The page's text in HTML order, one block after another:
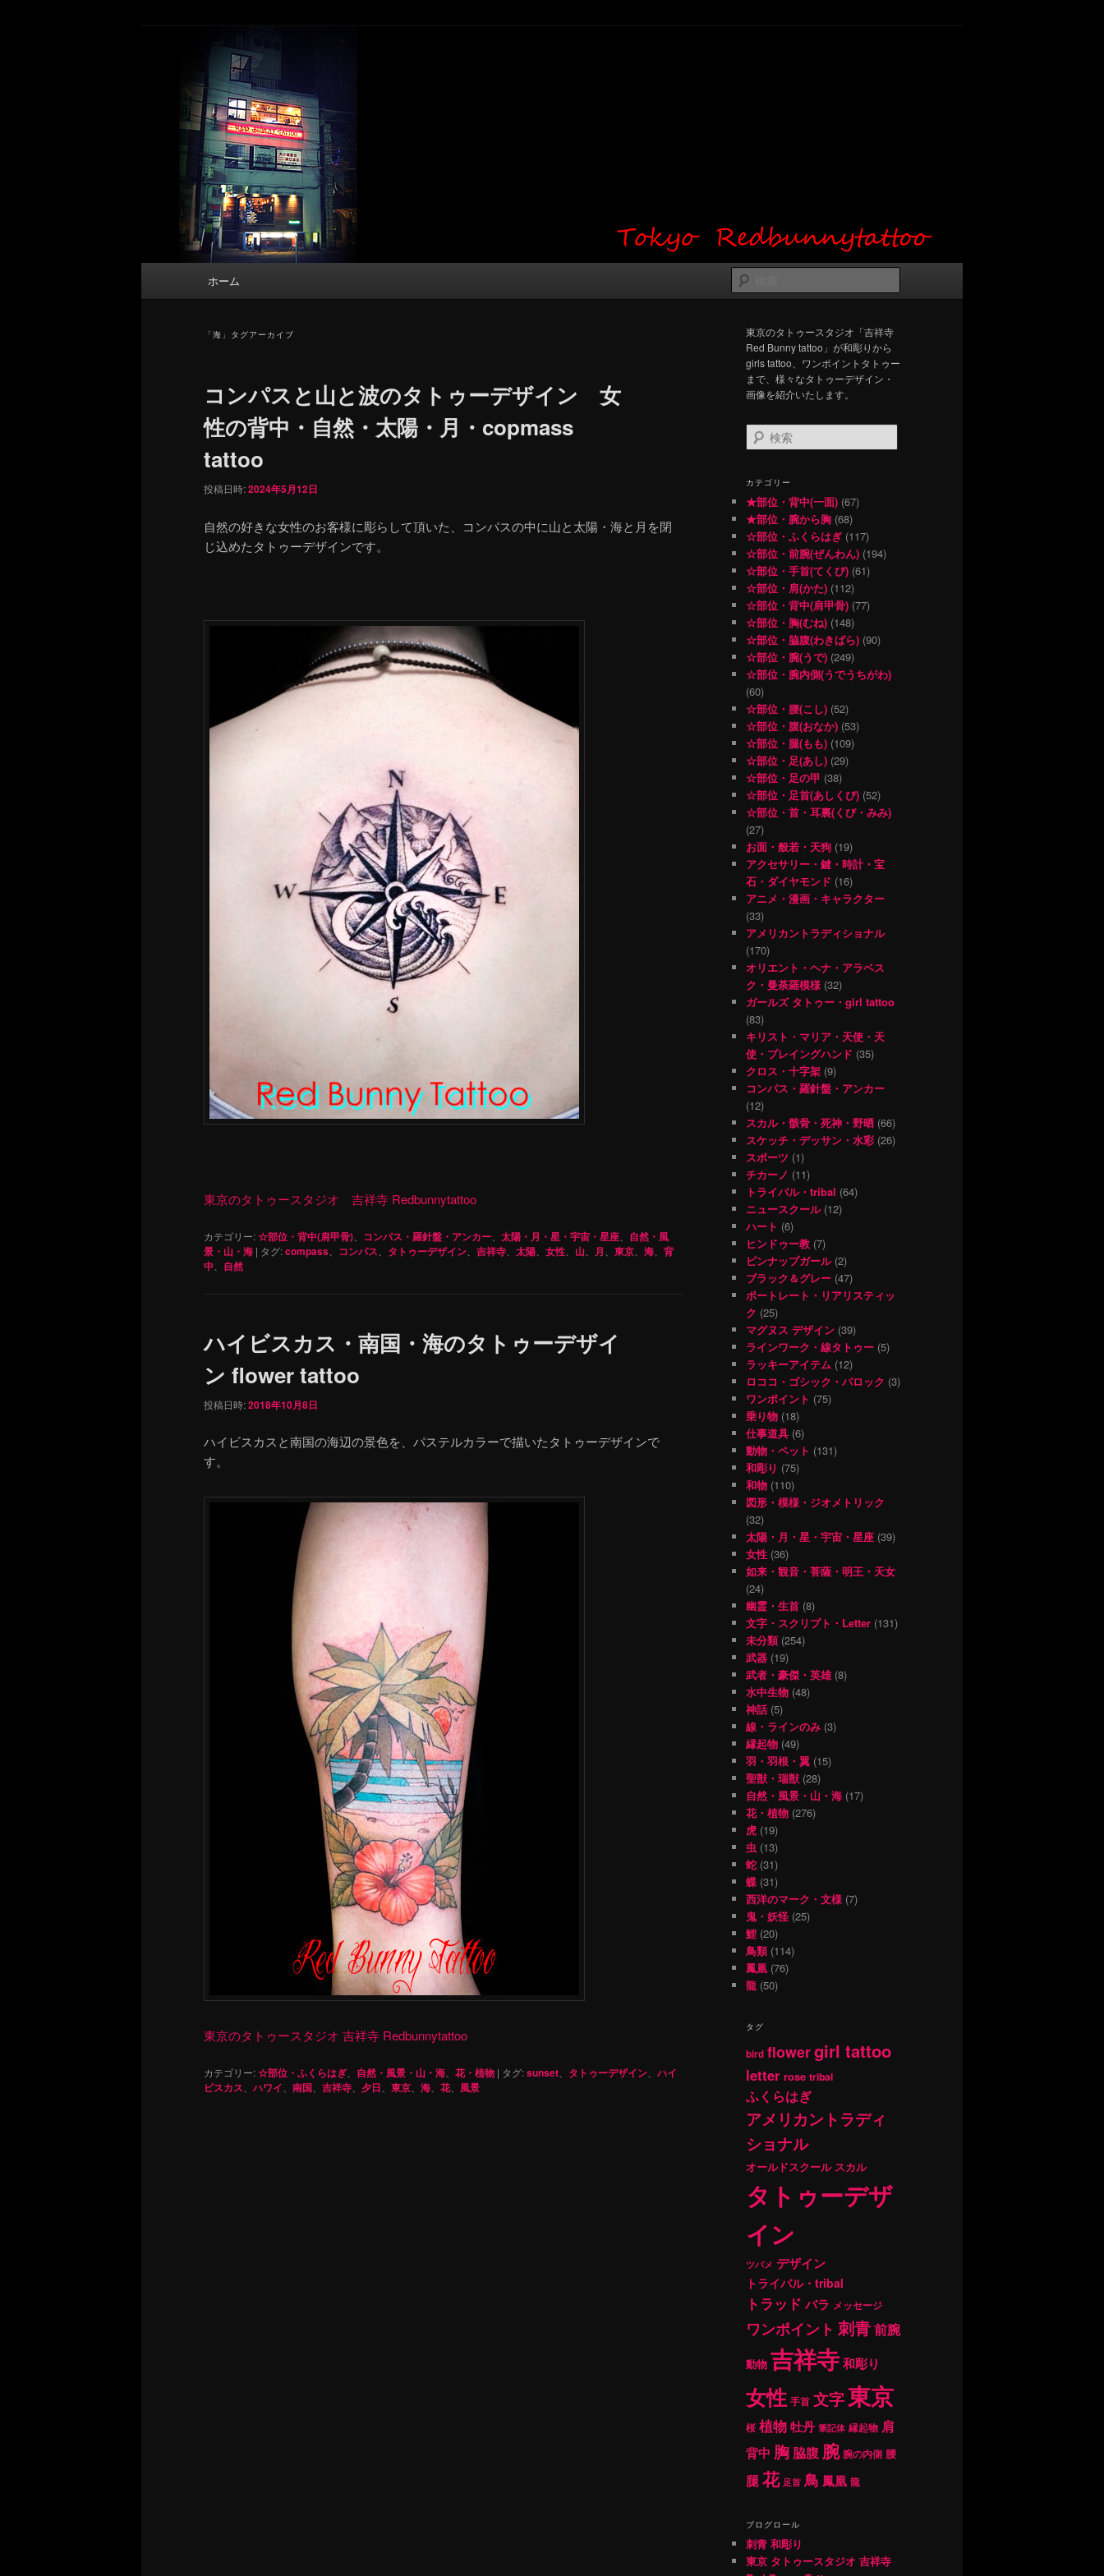
東京 タトゥースタジオ 吉祥寺 Red Bunny
Tattoo タトゥーデザイン・タトゥー画像
タトゥーデザイン・画像の紹介（和彫り・ワンポイント・girl tattoo）
索
ホーム
「海 」タグアーカイブ
コンパスと山と波のタトゥーデザイン 女
性の背中・自然・太陽・月・copmass
tattoo
投稿日時:2024年5月12日
自然の好きな女性のお客様に彫らして頂いた、コンパスの中に山と太陽・海と月を閉
じ込めたタトゥーデザインです。
東京のタトゥースタジオ 吉祥寺 Redbunnytattoo
カテゴリー:☆部位・背中(肩甲骨)、 コンパス・羅針盤・アンカー、 太陽・月・星・宇宙・星座、 自然・風
景・山・海 | タグ:compass、 コンパス、 タトゥーデザイン、 吉祥寺、 太陽、 女性、 山、 月、 東京、 海、 背
中、 自然
ハイビスカス・南国・海のタトゥーデザイ
ン flower tattoo
投稿日時:2018年10月8日
ハイビスカスと南国の海辺の景色を、パステルカラーで描いたタトゥーデザインで
す。
東京のタトゥースタジオ 吉祥寺 Redbunnytattoo
カテゴリー:☆部位・ふくらはぎ、 自然・風景・山・海、 花・植物 | タグ:sunset、 タトゥーデザイン、 ハイ
ビスカス、 ハワイ、 南国、 吉祥寺、 夕日、 東京、 海、 花、 風景
東京のタトゥースタジオ「吉祥寺
Red Bunny tattoo」が和彫りから
girls tattoo、ワンポイントタトゥー
まで、様々なタトゥーデザイン・
画像を紹介いたします。
検
索
カテゴリー
★部位・背中(一面) (67)
★部位・腕から胸 (68)
☆部位・ふくらはぎ (117)
☆部位・前腕(ぜんわん) (194)
☆部位・手首(てくび) (61)
☆部位・肩(かた) (112)
☆部位・背中(肩甲骨) (77)
☆部位・胸(むね) (148)
☆部位・脇腹(わきばら) (90)
☆部位・腕(うで) (249)
☆部位・腕内側(うでうちがわ)
(60)
☆部位・腰(こし) (52)
☆部位・腹(おなか) (53)
☆部位・腿(もも) (109)
☆部位・足(あし) (29)
☆部位・足の甲 (38)
☆部位・足首(あしくび) (52)
☆部位・首・耳裏(くび・みみ)
(27)
お面・般若・天狗 (19)
アクセサリー・鍵・時計・宝
石・ダイヤモンド (16)
アニメ・漫画・キャラクター
(33)
アメリカントラディショナル
(170)
オリエント・ヘナ・アラベス
ク・曼荼羅模様 (32)
ガールズ タトゥー・girl tattoo
(83)
キリスト・マリア・天使・天
使・プレイングハンド (35)
クロス・十字架 (9)
コンパス・羅針盤・アンカー
(12)
スカル・骸骨・死神・野晒 (66)
スケッチ・デッサン・水彩 (26)
スポーツ (1)
チカーノ (11)
トライバル・tribal (64)
ニュースクール(12)
ハート (6)
ヒンドゥー教 (7)
ピンナップガール(2)
ブラック＆グレー (47)
ポートレート・リアリスティッ
ク (25)
マグヌス デザイン (39)
ラインワーク・線タトゥー (5)
ラッキーアイテム (12)
ロココ・ゴシック・バロック (3)
ワンポイント (75)
乗り物 (18)
仕事道具 (6)
動物・ペット (131)
和彫り (75)
和物 (110)
図形・模様・ジオメトリック
(32)
太陽・月・星・宇宙・星座 (39)
女性 (36)
如来・観音・菩薩・明王・天女
(24)
幽霊・生首 (8)
文字・スクリプト・Letter (131)
未分類(254)
武器 (19)
武者・豪傑・英雄(8)
水中生物 (48)
神話 (5)
線・ラインのみ (3)
縁起物 (49)
羽・羽根・翼 (15)
聖獣・瑞獣 (28)
自然・風景・山・海 (17)
花・植物 (276)
虎 (19)
虫 (13)
蛇 (31)
蝶 (31)
西洋のマーク・文様 (7)
鬼・妖怪 (25)
鯉 (20)
鳥類(114)
鳳凰 (76)
龍 (50)
タグ
bird flowergirl tattoo
letter rose tribal
ふくらはぎ
アメリカントラディ
ショナル
オールドスクール スカル
タトゥーデザ
イン
ツバメ デザイン
トライバル・tribal
トラッド バラ メッセージ
ワンポイント 刺青前腕
動物 吉祥寺和彫り
女性 手首 文字東京
桜 植物牡丹 筆記体 縁起物 肩
背中 胸 脇腹 腕 腕の内側 腰
腿花 足首 鳥 鳳凰 龍
ブログロール
刺青 和彫り
東京 タトゥースタジオ 吉祥寺